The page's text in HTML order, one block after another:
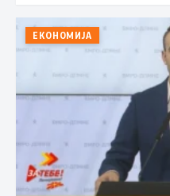
ЕКОНОМИЈА